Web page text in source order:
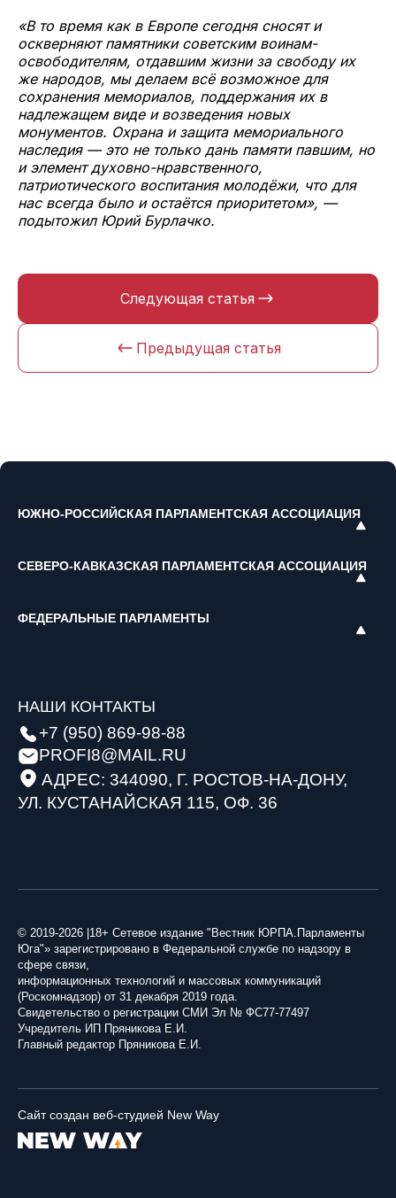
«В то время как в Европе сегодня сносят и
оскверняют памятники советским воинам-
освободителям, отдавшим жизни за свободу их
же народов, мы делаем всё возможное для
сохранения мемориалов, поддержания их в
надлежащем виде и возведения новых
монументов. Охрана и защита мемориального
наследия — это не только дань памяти павшим, но
и элемент духовно-нравственного,
патриотического воспитания молодёжи, что для
нас всегда было и остаётся приоритетом», —
подытожил Юрий Бурлачко.
Предыдущая статья
Следующая статья
ЮЖНО-РОССИЙСКАЯ ПАРЛАМЕНТСКАЯ АССОЦИАЦИЯ
СЕВЕРО-КАВКАЗСКАЯ ПАРЛАМЕНТСКАЯ АССОЦИАЦИЯ
ФЕДЕРАЛЬНЫЕ ПАРЛАМЕНТЫ
НАШИ КОНТАКТЫ
+7 (950) 869-98-88
PROFI8@MAIL.RU
АДРЕС: 344090, Г. РОСТОВ-НА-ДОНУ,
УЛ. КУСТАНАЙСКАЯ 115, ОФ. 36
© 2019-2026 |18+ Сетевое издание "Вестник ЮРПА.Парламенты
Юга"» зарегистрировано в Федеральной службе по надзору в
сфере связи,
информационных технологий и массовых коммуникаций
(Роскомнадзор) от 31 декабря 2019 года.
Свидетельство о регистрации СМИ Эл № ФС77-77497
Учредитель ИП Пряникова Е.И.
Главный редактор Пряникова Е.И.
Сайт создан веб-студией New Way